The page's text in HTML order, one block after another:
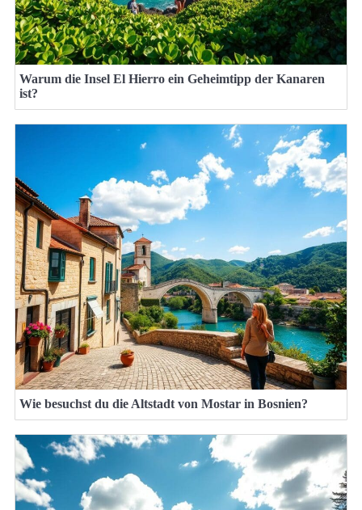
Warum die Insel El Hierro ein Geheimtipp der Kanaren
ist?
Wie besuchst du die Altstadt von Mostar in Bosnien?